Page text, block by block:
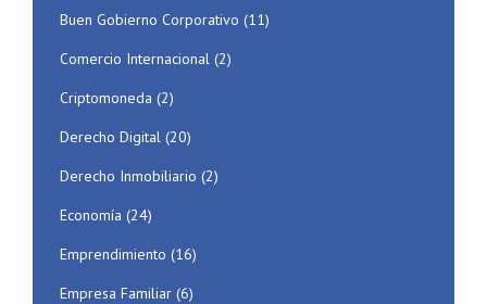
Buen Gobierno Corporativo (11)
Comercio Internacional (2)
Criptomoneda (2)
Derecho Digital (20)
Derecho Inmobiliario (2)
Economía (24)
Emprendimiento (16)
Empresa Familiar (6)